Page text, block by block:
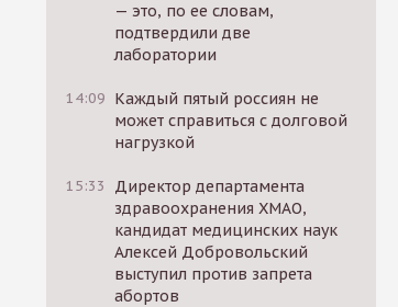
— это, по ее словам,
подтвердили две
лаборатории
14:09 Каждый пятый россиян не
может справиться с долговой
нагрузкой
15:33
Директор департамента
здравоохранения ХМАО,
кандидат медицинских наук
Алексей Добровольский
выступил против запрета
абортов